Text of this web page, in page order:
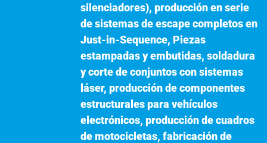
silenciadores), producción en serie
de sistemas de escape completos en
Just-in-Sequence, Piezas
estampadas y embutidas, soldadura
y corte de conjuntos con sistemas
láser, producción de componentes
estructurales para vehículos
electrónicos, producción de cuadros
de motocicletas, fabricación de